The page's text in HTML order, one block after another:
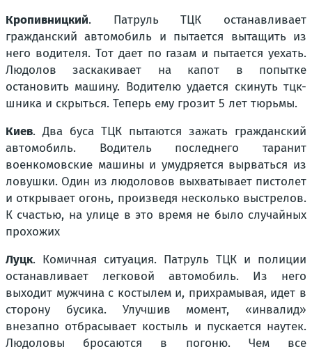
Кропивницкий. Патруль ТЦК останавливает
гражданский автомобиль и пытается вытащить из
него водителя. Тот дает по газам и пытается уехать.
Людолов заскакивает на капот в попытке
остановить машину. Водителю удается скинуть тцк-
шника и скрыться. Теперь ему грозит 5 лет тюрьмы.
Киев. Два буса ТЦК пытаются зажать гражданский
автомобиль. Водитель последнего таранит
военкомовские машины и умудряется вырваться из
ловушки. Один из людоловов выхватывает пистолет
и открывает огонь, произведя несколько выстрелов.
К счастью, на улице в это время не было случайных
прохожих
Луцк. Комичная ситуация. Патруль ТЦК и полиции
останавливает легковой автомобиль. Из него
выходит мужчина с костылем и, прихрамывая, идет в
сторону бусика. Улучшив момент, «инвалид»
внезапно отбрасывает костыль и пускается наутек.
Людоловы бросаются в погоню. Чем все